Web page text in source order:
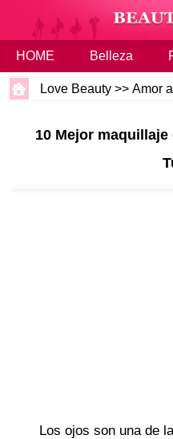
HOME Belleza
Love Beauty >>Amor
10 Mejor
Los ojos son una de